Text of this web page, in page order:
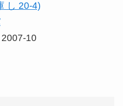
し 20-4)
10